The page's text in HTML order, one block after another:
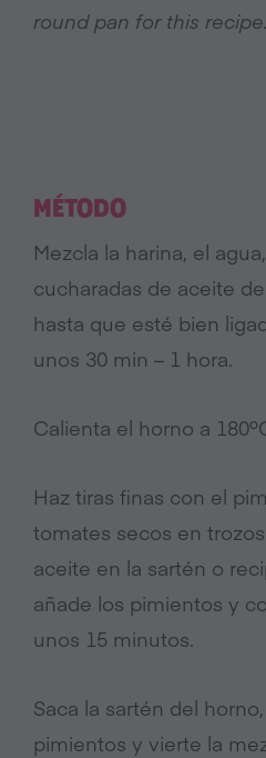
round pan for this recipe.
MÉTODO
Mezcla la harina, el
cucharadas de aceite
hasta que esté bien
unos 30 min – 1 hora.
Calienta el horno a
Haz tiras finas con el
tomates secos en
aceite en la sartén o
añade los pimientos y
unos 15 minutos.
Saca la sartén del
pimientos y vierte la